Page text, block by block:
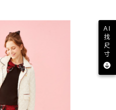
AI
找
尺
寸